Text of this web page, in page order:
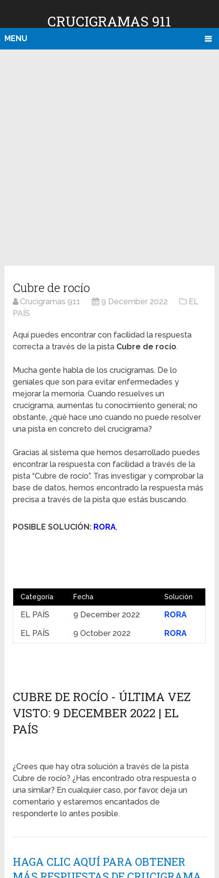
CRUCIGRAMAS 911
MENU
Cubre de rocío
Crucigramas 911 9 December 2022
EL
PAÍS
Aquí puedes encontrar con facilidad la respuesta
correcta a través de la pista Cubre de rocío.
Mucha gente habla de los crucigramas. De lo
geniales que son para evitar enfermedades y
mejorar la memoria. Cuando resuelves un
crucigrama, aumentas tu conocimiento general; no
obstante, ¿qué hace uno cuando no puede resolver
una pista en concreto del crucigrama?
Gracias al sistema que hemos desarrollado puedes
encontrar la respuesta con facilidad a través de la
pista “Cubre de rocío”. Tras investigar y comprobar la
base de datos, hemos encontrado la respuesta más
precisa a través de la pista que estás buscando.
POSIBLE SOLUCIÓN: RORA,
Categoría Fecha Solución
EL PAÍS 9 December 2022
RORA
EL PAÍS
9 October 2022 RORA
CUBRE DE ROCÍO - ÚLTIMA VEZ
VISTO: 9 DECEMBER 2022 | EL
PAÍS
¿Crees que hay otra solución a través de la pista
Cubre de rocío? ¿Has encontrado otra respuesta o
una similar? En cualquier caso, por favor, deja un
comentario y estaremos encantados de
responderte lo antes posible.
HAGA CLIC AQUÍ PARA OBTENER